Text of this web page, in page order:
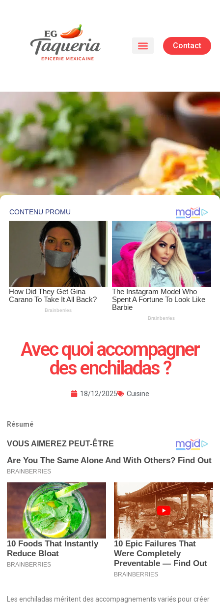
Contact
Avec quoi accompagner
des enchiladas ?
18/12/2025 Cuisine
Résumé
Les enchiladas méritent des accompagnements variés pour créer